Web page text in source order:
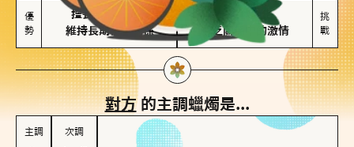
優
勢
擅長聆聽與溝通
維持長期穩定關係
不喜歡變化
缺乏關係中的激情
挑
戰
對方的主調蠟燭是...
主調 次調